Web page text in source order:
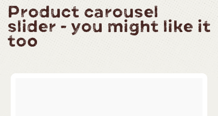
Product carousel
slider - you might like it
too